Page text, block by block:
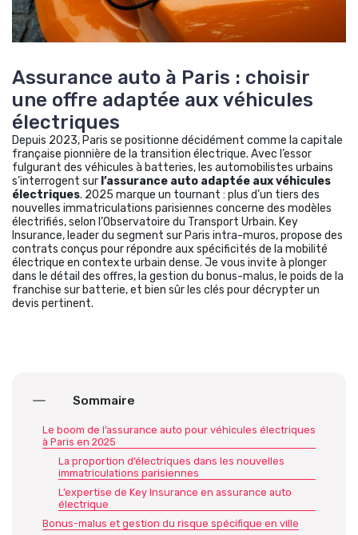
Assurance auto à Paris : choisir
une offre adaptée aux véhicules
électriques
Depuis 2023, Paris se positionne décidément comme la capitale
française pionnière de la transition électrique. Avec l’essor
fulgurant des véhicules à batteries, les automobilistes urbains
s’interrogent sur l’assurance auto adaptée aux véhicules
électriques. 2025 marque un tournant : plus d’un tiers des
nouvelles immatriculations parisiennes concerne des modèles
électrifiés, selon l’Observatoire du Transport Urbain. Key
Insurance, leader du segment sur Paris intra-muros, propose des
contrats conçus pour répondre aux spécificités de la mobilité
électrique en contexte urbain dense. Je vous invite à plonger
dans le détail des offres, la gestion du bonus-malus, le poids de la
franchise sur batterie, et bien sûr les clés pour décrypter un
devis pertinent.
Sommaire
Le boom de l’assurance auto pour véhicules électriques
à Paris en 2025
La proportion d’électriques dans les nouvelles
immatriculations parisiennes
L’expertise de Key Insurance en assurance auto
électrique
Bonus-malus et gestion du risque spécifique en ville